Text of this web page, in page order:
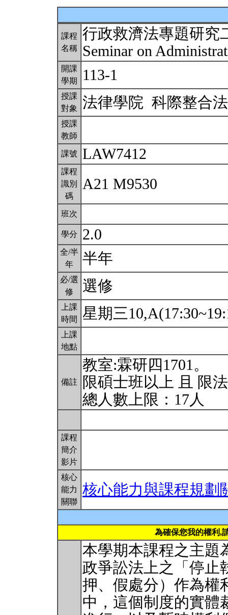
課程
名稱
行政救濟法專題研究
Seminar on
開課
學期
113-1
授課
對象
法律學院 科際整合
授課
教師
課號 LAW7412
課程
識別
碼
A21 M9530
班次
學分 2.0
全/半
年
半年
必/選
修
選修
上課
時間
星期三
上課
地點
備註
教室:霖研四1701。
限碩士班以上 且 限
總人數上限：17人
課程
簡介
影片
核心
能力
關聯
核心能力與課程規劃
為確保您我的權利,
本學期本課程之主題
政爭訟法上之「停止
押、假處分）作為權
中，這個制度的實體